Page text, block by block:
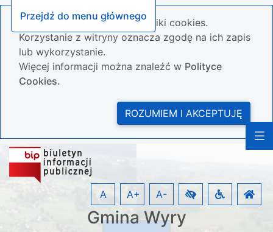
Przejdź do menu głównego
Nasza strona wykorzystuje pliki cookies.
Korzystanie z witryny oznacza zgodę na ich zapis
lub wykorzystanie.
Więcej informacji można znaleźć w Polityce
Cookies.
ROZUMIEM I AKCEPTUJĘ
Gmina Wyry
A A+ A-